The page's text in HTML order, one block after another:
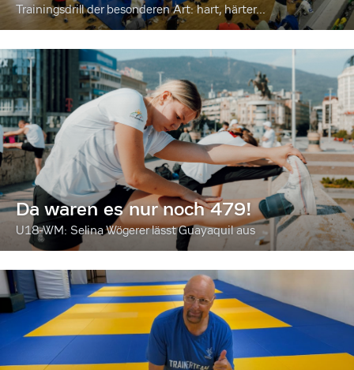
Trainingsdrill der besonderen Art: hart, härter...
Da waren es nur noch 479!
U18-WM: Selina Wögerer lässt Guayaquil aus